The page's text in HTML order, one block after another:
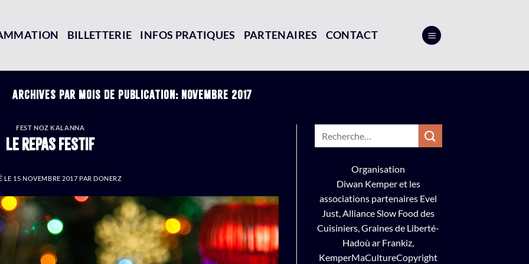
BILLETTERIE INFOS PRATIQUES PARTENAIRES CONTACT
ARCHIVES PAR MOIS DE PUBLICATION: NOVEMBRE 2017
FEST NOZ KALANNA
Le repas festif
LE 15 NOVEMBRE 2017 PAR DONERZ
Organisation
Diwan Kemperet les
associations partenaires Evel
Just,Alliance Slow Food des
Cuisiniers,Graines de Liberté-
Hadoù ar Frankiz,
KemperMaCultureCopyright